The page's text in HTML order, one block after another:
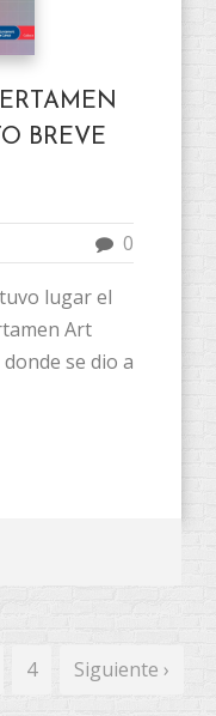
BREVE
0
lugar el
Art
se dio a
4 Siguiente ›